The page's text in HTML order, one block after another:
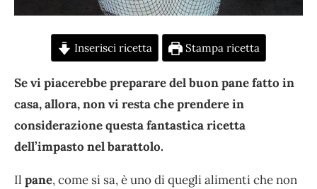
Inserisci ricetta Stampa ricetta
Se vi piacerebbe preparare del buon pane fatto in
casa, allora, non vi resta che prendere in
considerazione questa fantastica ricetta
dell’impasto nel barattolo.
Il pane, come si sa, è uno di quegli alimenti che non